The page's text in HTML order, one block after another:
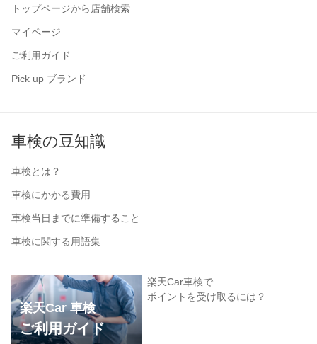
トップページから店舗検索
マイページ
ご利用ガイド
Pick up ブランド
車検の豆知識
車検とは？
車検にかかる費用
車検当日までに準備すること
車検に関する用語集
楽天Car 車検
ご利用ガイド
楽天Car車検で
ポイントを受け取るには？